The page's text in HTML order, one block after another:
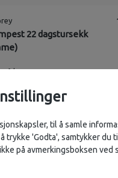
22 dagstursekk
på lager
til å samle
trykke 'Godta', samtykker du
på avmerkingsboksen ved